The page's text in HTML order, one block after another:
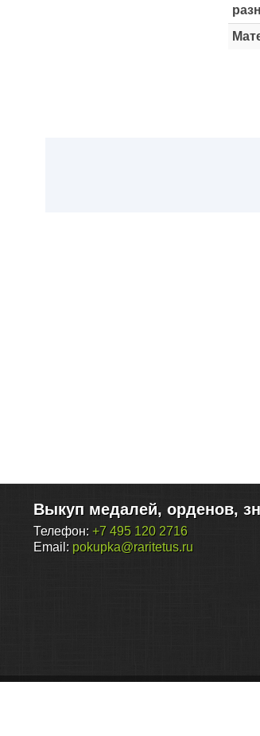
Выкуп медалей, орденов,
Телефон: +7 495 120 2716
Email: pokupka@raritetus.ru